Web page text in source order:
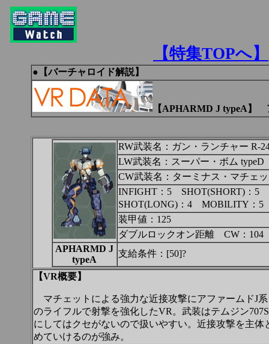
【特集TOPへ】
● 【バーチャロイド解説】
【APHARMD J typeA】
RW武装名：ガン・ランチャー R-
LW武装名：スーパー・ボム typeD
CW武装名：ターミナス・マチェ
INFIGHT：5 SHOT(SHORT)：
SHOT(LONG)：4 MOBILITY：5
装甲値：125
ダブルロックオン距離 CW：
APHARMD J
typeA
支給条件：[50]?
【VR概要】
マチェットによる強力な近接攻撃にアファームドJ
のライフルで射撃を強化したVR。武装はテムジン
にしてはクセがないので扱いやすい。近接攻撃を主体
めていけるのが強み。